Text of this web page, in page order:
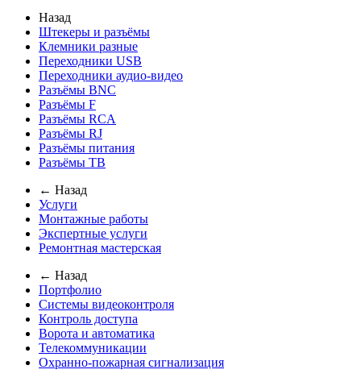
Назад
Штекеры и разъёмы
Клемники разные
Переходники USB
Переходники аудио-видео
Разъёмы BNC
Разъёмы F
Разъёмы RCA
Разъёмы RJ
Разъёмы питания
Разъёмы ТВ
← Назад
Услуги
Монтажные работы
Экспертные услуги
Ремонтная мастерская
← Назад
Портфолио
Системы видеоконтроля
Контроль доступа
Ворота и автоматика
Телекоммуникации
Охранно-пожарная сигнализация